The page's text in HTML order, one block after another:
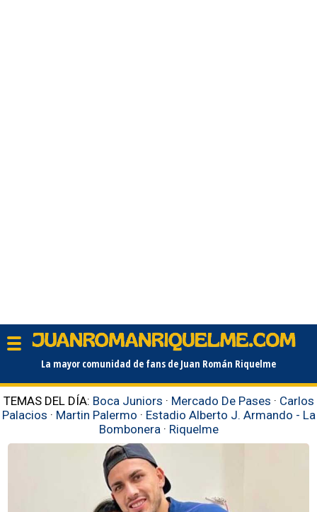
La mayor comunidad de fans de Juan Román Riquelme
TEMAS DEL DÍA: Boca Juniors · Mercado De Pases · Carlos
Palacios · Martin Palermo · Estadio Alberto J. Armando - La
Bombonera · Riquelme